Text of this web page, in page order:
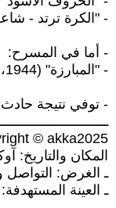
- "الكرة ترتد - شاعر
- أما في المسرح:
- "المبارزة" (1944، طبعة جديدة 1995)().
- توفي نتيجة حادث
© akka2025
المكان والتاريخ:
ـ الغرض: التواصل
ـ العينة